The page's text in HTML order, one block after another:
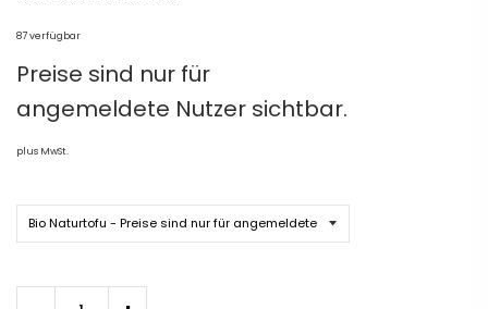
87 verfügbar
Preise sind nur für
angemeldete Nutzer sichtbar.
plus MwSt.